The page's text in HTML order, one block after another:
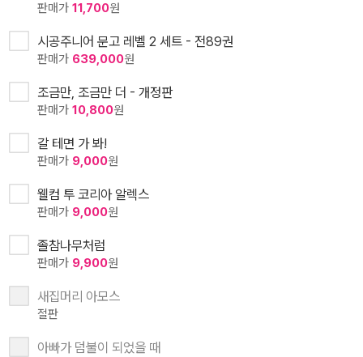
판매가 11,700원
시공주니어 문고 레벨 2 세트 - 전89권
판매가 639,000원
조금만, 조금만 더 - 개정판
판매가 10,800원
갈 테면 가 봐!
판매가 9,000원
웰컴 투 코리아 알렉스
판매가 9,000원
졸참나무처럼
판매가 9,900원
새집머리 아모스
절판
아빠가 덤불이 되었을 때